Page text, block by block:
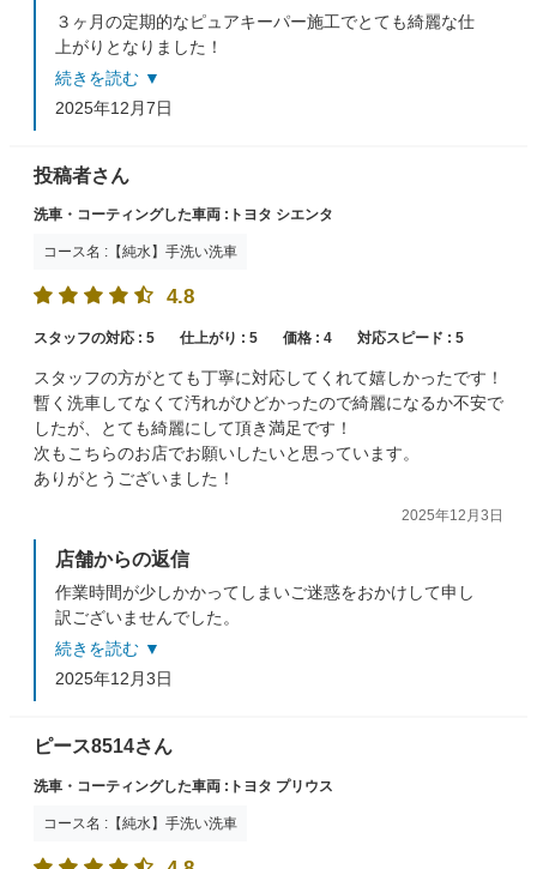
３ヶ月の定期的なピュアキーパー施工でとても綺麗な仕
上がりとなりました！
又、窓ガラスも同時に施工させていただきましたので視
界もスッキリ！
またのご来店をスタッフ一同お待ちしております。
続きを読む ▼
2025年12月7日
投稿者さん
洗車・コーティングした車両 :トヨタ シエンタ
コース名 :【純水】手洗い洗車
4.8
スタッフの対応 : 5 仕上がり : 5 価格 : 4 対応スピード : 5
スタッフの方がとても丁寧に対応してくれて嬉しかったです！
暫く洗車してなくて汚れがひどかったので綺麗になるか不安で
したが、とても綺麗にして頂き満足です！
次もこちらのお店でお願いしたいと思っています。
ありがとうございました！
2025年12月3日
店舗からの返信
作業時間が少しかかってしまいご迷惑をおかけして申し
訳ございませんでした。
それでもこのような、うれしい口コミ投稿までしていた
だき、これからもスタッフ一同頑張っていきますのでま
たのご利用お待ちしております。
続きを読む ▼
2025年12月3日
ピース8514さん
洗車・コーティングした車両 :トヨタ プリウス
コース名 :【純水】手洗い洗車